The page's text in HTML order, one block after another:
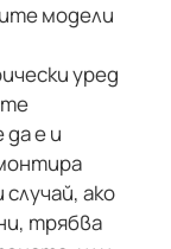
модели
уред
е и
ако
трябва